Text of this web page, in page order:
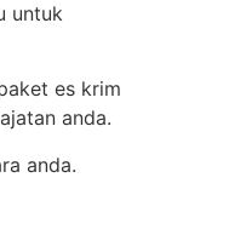
untuk
es krim
anda.
anda.